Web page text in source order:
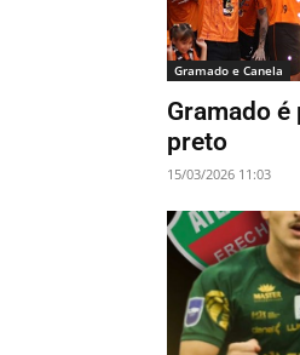
Gramado e Canela
Gramado é
preto
15/03/2026 11:03